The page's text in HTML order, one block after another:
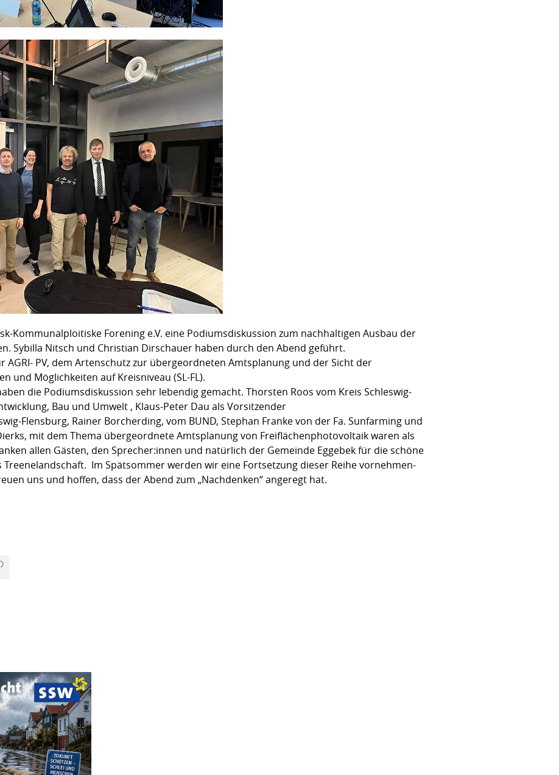
Kommunalploitiske Forening e.V. eine Podiumsdiskussion zum nachhaltigen Ausbau der
Sybilla Nitsch und Christian Dirschauer haben durch den Abend geführt.
AGRI- PV, dem Artenschutz zur übergeordneten Amtsplanung und der Sicht der
und Möglichkeiten auf Kreisniveau (SL-FL).
die Podiumsdiskussion sehr lebendig gemacht. Thorsten Roos vom Kreis Schleswig-
Bau und Umwelt , Klaus-Peter Dau als Vorsitzender
Flensburg, Rainer Borcherding, vom BUND, Stephan Franke von der Fa. Sunfarming und
mit dem Thema übergeordnete Amtsplanung von Freiflächenphotovoltaik waren als
allen Gästen, den Sprecher:innen und natürlich der Gemeinde Eggebek für die schöne
Im Spätsommer werden wir eine Fortsetzung dieser Reihe vornehmen-
uns und hoffen, dass der Abend zum „Nachdenken“ angeregt hat.